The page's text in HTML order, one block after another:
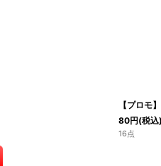
【プロモ